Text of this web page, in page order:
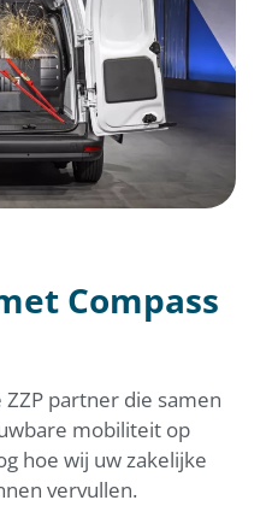
Compass
partner die samen
mobiliteit op
hoe wij uw zakelijke
vervullen.